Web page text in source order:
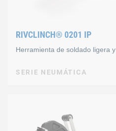
punzones con
proceso controlado
Una unidad de
RIVCLINCH® 0201 IP
Herramienta de soldado ligera
SERIE NEUMÁTICA
RIVCLINCH®